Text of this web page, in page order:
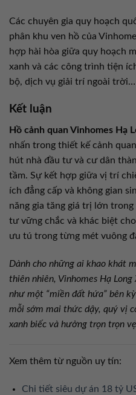
Các chuyên gia quy hoạch
phân khu ven hồ của
hợp hài hòa giữa quy hoạch
xanh và các công trình tiện
bộ, dịch vụ giải trí ngoài trời…
Kết luận
Hồ cảnh quan Vinhomes Hạ
nhấn trong thiết kế cảnh
hút nhà đầu tư và cư dân
tầm. Sự kết hợp giữa vị trí
ích đẳng cấp và không gian
năng gia tăng giá trị lớn
tư vững chắc và khác biệt
ưu tú trong từng mét vuông
Dành cho những ai khao khát
thiên nhiên, Vinhomes Hạ
như một “miền đất hứa” bên
mỗi sớm mai thức dậy, quý vị
xanh biếc và hưởng trọn trọn
Xem thêm từ nguồn uy tín:
Chi tiết siêu dự án 18 tỷ